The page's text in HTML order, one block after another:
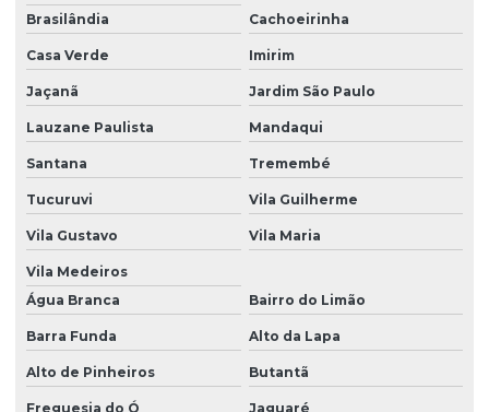
Montagem De Bomba Diesel Em Sp
Orçamento De Recuperação De Injetores
Recuperação Bomba Alta Pressão
Recuperação De Bicos Diesel
Recuperação De Bicos Injetores
Recuperação De Bicos Injetores Em São Paulo
Recuperação De Bicos Injetores Para Caminhões
Recuperação De Bomba
Recuperação De Bomba De Alta Pressão
Recuperação De Bomba De Alta Pressão Para Máquinas
Recuperação De Bomba De Injeção Diesel
Brasilândia
Cachoeirinha
Casa Verde Imirim
Jaçanã Jardim São Paulo
Lauzane Paulista Mandaqui
Santana Tremembé
Tucuruvi Vila Guilherme
Vila Gustavo Vila Maria
Vila Medeiros
Água Branca
Bairro do Limão
Barra Funda Alto da Lapa
Alto de Pinheiros Butantã
Freguesia do Ó Jaguaré